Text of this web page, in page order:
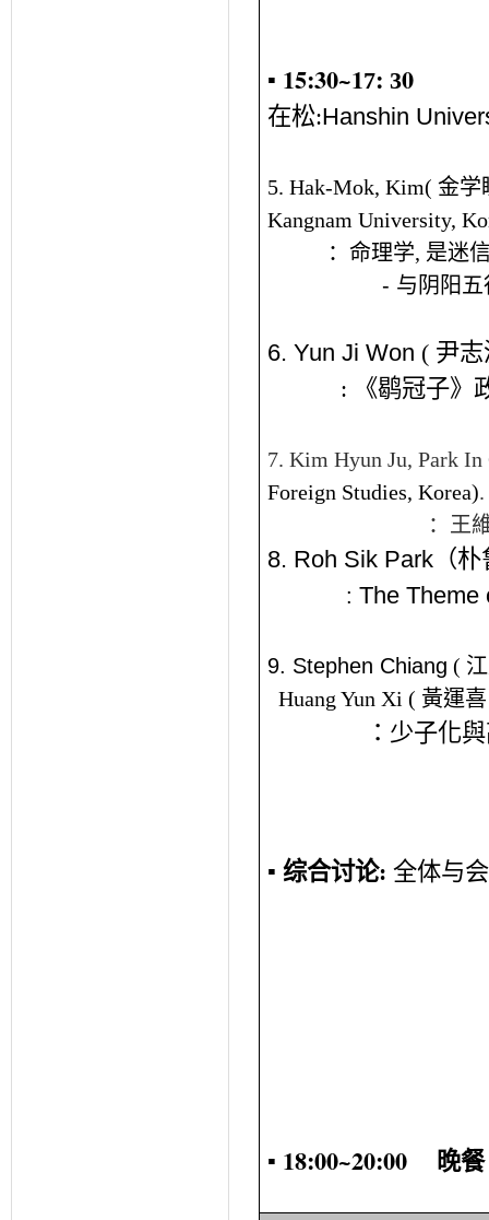
▪ 15:30~17: 30
在松:Hanshin
5.Hak-Mok, Kim( 金学
KangnamUniversity,
： 命理学, 是迷
- 与阴阳五
6. Yun Ji Won ( 尹
:
《鹖冠子》
7.Kim Hyun Ju, Park In
Foreign Studies, Korea).
：王
8. Roh Sik Park （
:The Theme
9. Stephen Chiang (
Huang Yun Xi ( 黃運喜
：少子化
▪ 综合讨论:全体与
▪ 18:00~20:00 晚餐